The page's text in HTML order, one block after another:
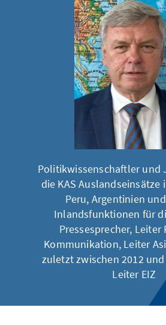
Politikwissenschaftler und
die KAS Auslandseinsätze
Peru, Argentinien
Inlandsfunktionen für
Pressesprecher, Leiter
Kommunikation, Leiter
zuletzt zwischen 2012 und
Leiter EIZ